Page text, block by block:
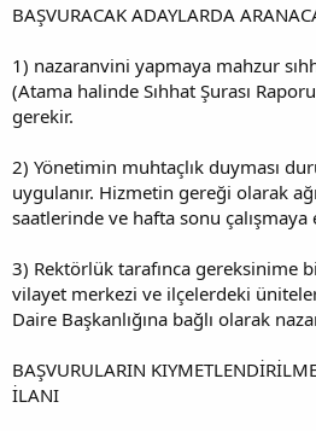
BAŞVURACAK ADAYLARDA
1) nazaranvini yapmaya mahzur
(Atama halinde Sıhhat Şurası
gerekir.
2) Yönetimin muhtaçlık duyması
uygulanır. Hizmetin gereği olarak
saatlerinde ve hafta sonu çalışmaya
3) Rektörlük tarafınca gereksinime
vilayet merkezi ve ilçelerdeki
Daire Başkanlığına bağlı olarak
BAŞVURULARIN
İLANI